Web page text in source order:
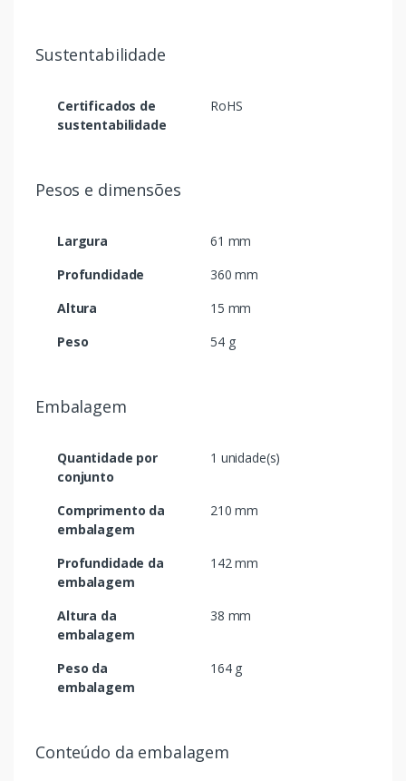
Sustentabilidade
Certificados de
sustentabilidade
RoHS
Pesos e dimensões
Largura
61 mm
Profundidade
360 mm
Altura
15 mm
Peso
54 g
Embalagem
Quantidade por
conjunto
1 unidade(s)
Comprimento da
embalagem
210 mm
Profundidade da
embalagem
142 mm
Altura da
embalagem
38 mm
Peso da
embalagem
164 g
Conteúdo da embalagem